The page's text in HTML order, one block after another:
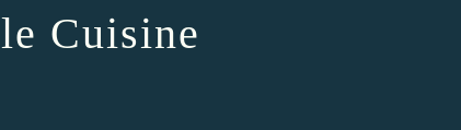
Cuisine